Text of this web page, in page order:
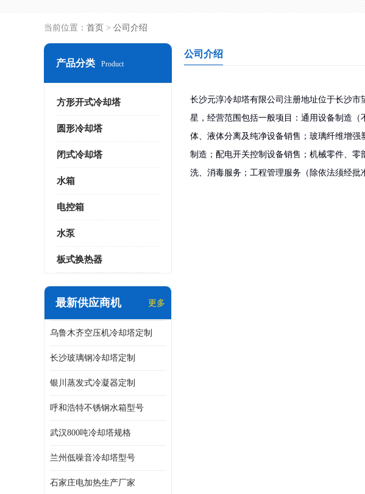
当前位置： 首页 > 公司介绍
产品分类 Product
方形开式冷却塔
圆形冷却塔
闭式冷却塔
水箱
电控箱
水泵
板式换热器
最新供应商机 更多
乌鲁木齐空压机冷却塔定制
长沙玻璃钢冷却塔定制
银川蒸发式冷凝器定制
呼和浩特不锈钢水箱型号
武汉800吨冷却塔规格
兰州低噪音冷却塔型号
石家庄电加热生产厂家
公司介绍
长沙元淳冷却塔有限公司注册地址位于长沙
星，经营范围包括一般项目：通用设备制造
体、液体分离及纯净设备销售；玻璃纤维增
制造；配电开关控制设备销售；机械零件、
洗、消毒服务；工程管理服务（除依法须经批